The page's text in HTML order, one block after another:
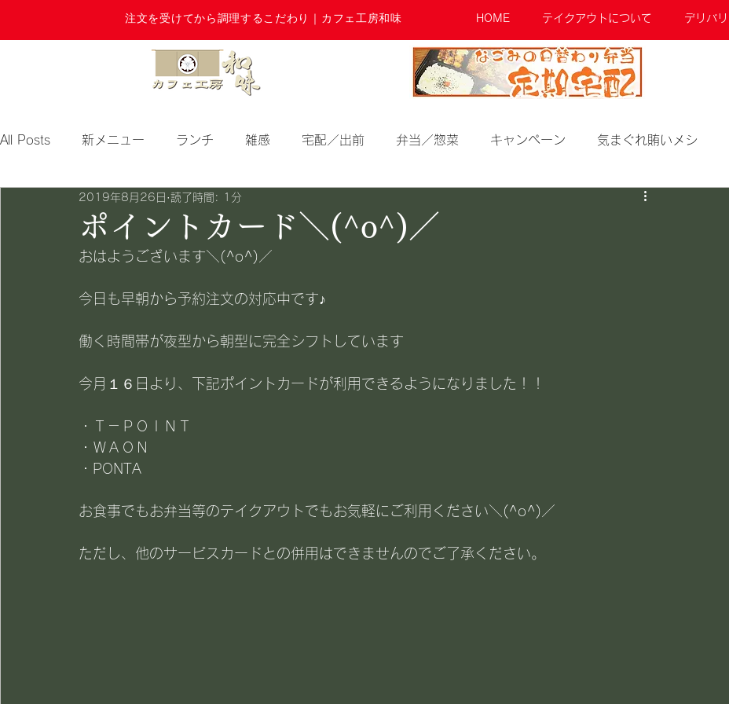
注文を受けてから調理するこだわり｜カフェ工房和味 HOME テイクアウトについて デリバ
All Posts 新メニュー ランチ 雑感 宅配／出前 弁当／惣菜 キャンペーン 気まぐれ賄いメシ
期間限定
ポイントカード＼(^o^)／
2019年8月26日 読了時間: 1分
おはようございます＼(^o^)／
今日も早朝から予約注文の対応中です♪
働く時間帯が夜型から朝型に完全シフトしています
今月１６日より、下記ポイントカードが利用できるようになりました！！
・Ｔ－ＰＯＩＮＴ
・ＷＡＯＮ
・PONTA
お食事でもお弁当等のテイクアウトでもお気軽にご利用ください＼(^o^)／
ただし、他のサービスカードとの併用はできませんのでご了承ください。